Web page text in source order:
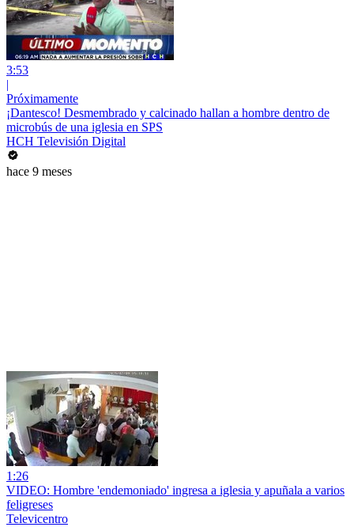
3:53
|
Próximamente
¡Dantesco! Desmembrado y calcinado hallan a hombre dentro de
microbús de una iglesia en SPS
HCH Televisión Digital
hace 9 meses
1:26
VIDEO: Hombre 'endemoniado' ingresa a iglesia y apuñala a varios
feligreses
Televicentro